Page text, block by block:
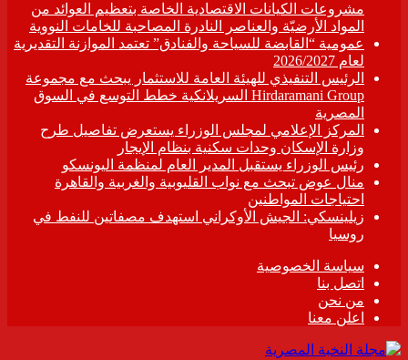
مشروعات الكيانات الاقتصادية الخاصة بتعظيم العوائد من
المواد الأرضيّة والعناصر النادرة المصاحبة للخامات النووية
عمومية “القابضة للسياحة والفنادق” تعتمد الموازنة التقديرية
لعام 2026/2027
الرئيس التنفيذي للهيئة العامة للاستثمار يبحث مع مجموعة
Hirdaramani Group السريلانكية خطط التوسع في السوق
المصرية
المركز الإعلامي لمجلس الوزراء يستعرض تفاصيل طرح
وزارة الإسكان وحدات سكنية بنظام الإيجار
رئيس الوزراء يستقبل المدير العام لمنظمة اليونسكو
منال عوض تبحث مع نواب القليوبية والغربية والقاهرة
احتياجات المواطنين
زيلينسكي: الجيش الأوكراني استهدف مصفاتين للنفط في
روسيا
سياسة الخصوصية
اتصل بنا
من نحن
اعلن معنا